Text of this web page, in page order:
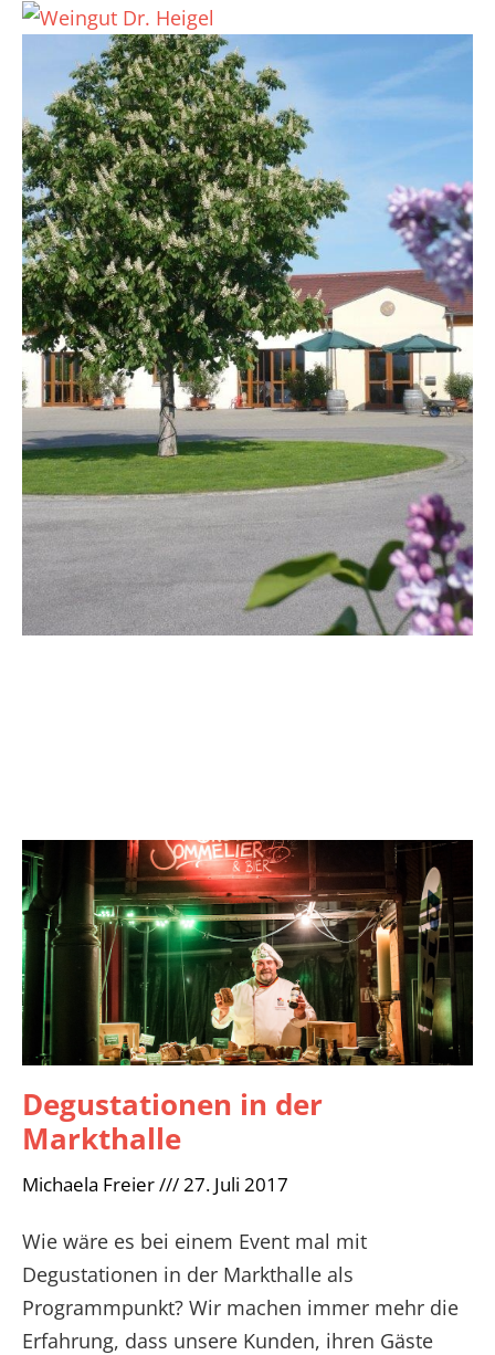
Degustationen in der
Markthalle
Michaela Freier 27. Juli 2017
Wie wäre es bei einem Event mal mit
Degustationen in der Markthalle als
Programmpunkt? Wir machen immer mehr die
Erfahrung, dass unsere Kunden, ihren Gäste